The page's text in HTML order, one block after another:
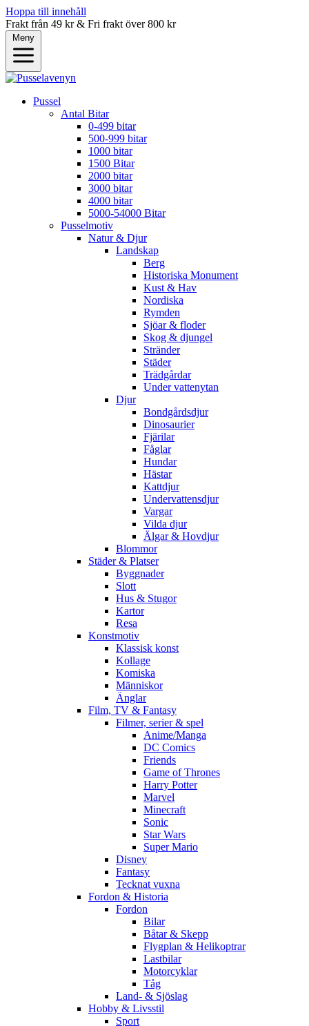
Hoppa till innehåll
Frakt från 49 kr & Fri frakt över 800 kr
Meny
Pussel
Antal Bitar
0-499 bitar
500-999 bitar
1000 bitar
1500 Bitar
2000 bitar
3000 bitar
4000 bitar
5000-54000 Bitar
Pusselmotiv
Natur & Djur
Landskap
Berg
Historiska Monument
Kust & Hav
Nordiska
Rymden
Sjöar & floder
Skog & djungel
Stränder
Städer
Trädgårdar
Under vattenytan
Djur
Bondgårdsdjur
Dinosaurier
Fjärilar
Fåglar
Hundar
Hästar
Kattdjur
Undervattensdjur
Vargar
Vilda djur
Älgar & Hovdjur
Blommor
Städer & Platser
Byggnader
Slott
Hus & Stugor
Kartor
Resa
Konstmotiv
Klassisk konst
Kollage
Komiska
Människor
Änglar
Film, TV & Fantasy
Filmer, serier & spel
Anime/Manga
DC Comics
Friends
Game of Thrones
Harry Potter
Marvel
Minecraft
Sonic
Star Wars
Super Mario
Disney
Fantasy
Tecknat vuxna
Fordon & Historia
Fordon
Bilar
Båtar & Skepp
Flygplan & Helikoptrar
Lastbilar
Motorcyklar
Tåg
Land- & Sjöslag
Hobby & Livsstil
Sport